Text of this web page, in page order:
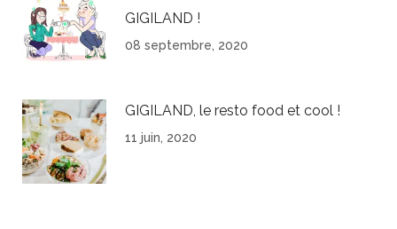
GIGILAND !
08 septembre, 2020
GIGILAND, le resto food et cool !
11 juin, 2020